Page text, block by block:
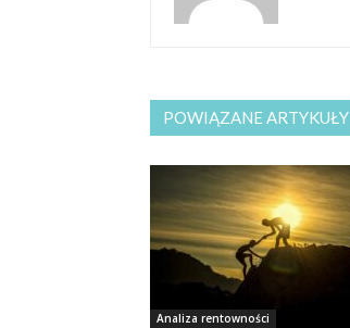
POWIĄZANE ARTYKUŁY
Analiza rentowności